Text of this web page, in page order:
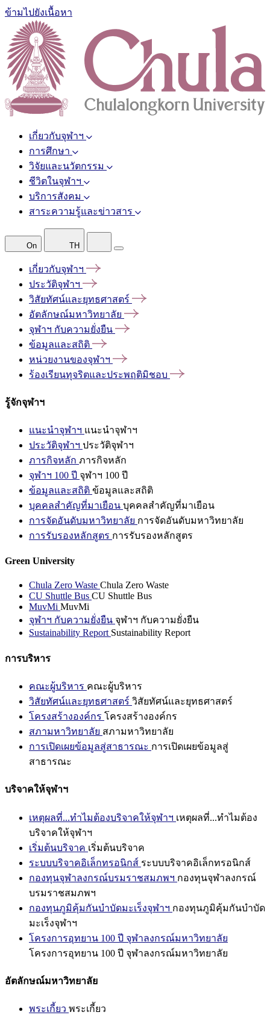
ข้ามไปยังเนื้อหา
เกี่ยวกับจุฬาฯ
การศึกษา
วิจัยและนวัตกรรม
ชีวิตในจุฬาฯ
บริการสังคม
สาระความรู้และข่าวสาร
On TH
เกี่ยวกับจุฬาฯ
ประวัติจุฬาฯ
วิสัยทัศน์และยุทธศาสตร์
อัตลักษณ์มหาวิทยาลัย
จุฬาฯ กับความยั่งยืน
ข้อมูลและสถิติ
หน่วยงานของจุฬาฯ
ร้องเรียนทุจริตและประพฤติมิชอบ
รู้จักจุฬาฯ
แนะนำจุฬาฯ แนะนำจุฬาฯ
ประวัติจุฬาฯ ประวัติจุฬาฯ
ภารกิจหลัก ภารกิจหลัก
จุฬาฯ 100 ปี จุฬาฯ 100 ปี
ข้อมูลและสถิติ ข้อมูลและสถิติ
บุคคลสำคัญที่มาเยือน บุคคลสำคัญที่มาเยือน
การจัดอันดับมหาวิทยาลัย การจัดอันดับมหาวิทยาลัย
การรับรองหลักสูตร การรับรองหลักสูตร
Green University
Chula Zero Waste Chula Zero Waste
CU Shuttle Bus CU Shuttle Bus
MuvMi MuvMi
จุฬาฯ กับความยั่งยืน จุฬาฯ กับความยั่งยืน
Sustainability Report Sustainability Report
การบริหาร
คณะผู้บริหาร คณะผู้บริหาร
วิสัยทัศน์และยุทธศาสตร์ วิสัยทัศน์และยุทธศาสตร์
โครงสร้างองค์กร โครงสร้างองค์กร
สภามหาวิทยาลัย สภามหาวิทยาลัย
การเปิดเผยข้อมูลสู่สาธารณะ การเปิดเผยข้อมูลสู่
สาธารณะ
บริจาคให้จุฬาฯ
เหตุผลที่...ทำไมต้องบริจาคให้จุฬาฯ เหตุผลที่...ทำไมต้อง
บริจาคให้จุฬาฯ
เริ่มต้นบริจาค เริ่มต้นบริจาค
ระบบบริจาคอิเล็กทรอนิกส์ ระบบบริจาคอิเล็กทรอนิกส์
กองทุนจุฬาลงกรณ์บรมราชสมภพฯ กองทุนจุฬาลงกรณ์
บรมราชสมภพฯ
กองทุนภูมิคุ้มกันบำบัดมะเร็งจุฬาฯ กองทุนภูมิคุ้มกันบำบัด
มะเร็งจุฬาฯ
โครงการอุทยาน 100 ปี จุฬาลงกรณ์มหาวิทยาลัย
โครงการอุทยาน 100 ปี จุฬาลงกรณ์มหาวิทยาลัย
อัตลักษณ์มหาวิทยาลัย
พระเกี้ยว พระเกี้ยว